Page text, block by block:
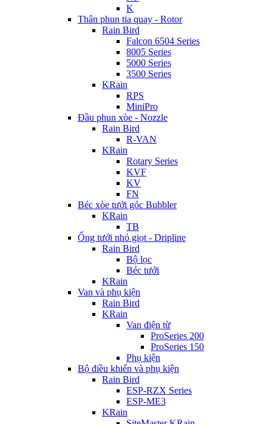
K
Thân phun tia quay - Rotor
Rain Bird
Falcon 6504 Series
8005 Series
5000 Series
3500 Series
KRain
RPS
MiniPro
Đầu phun xòe - Nozzle
Rain Bird
R-VAN
KRain
Rotary Series
KVF
KV
FN
Béc xòe tưới góc Bubbler
KRain
TB
Ống tưới nhỏ giọt - Dripline
Rain Bird
Bộ lọc
Béc tưới
KRain
Van và phụ kiện
Rain Bird
KRain
Van điện từ
ProSeries 200
ProSeries 150
Phụ kiện
Bộ điều khiển và phụ kiện
Rain Bird
ESP-RZX Series
ESP-ME3
KRain